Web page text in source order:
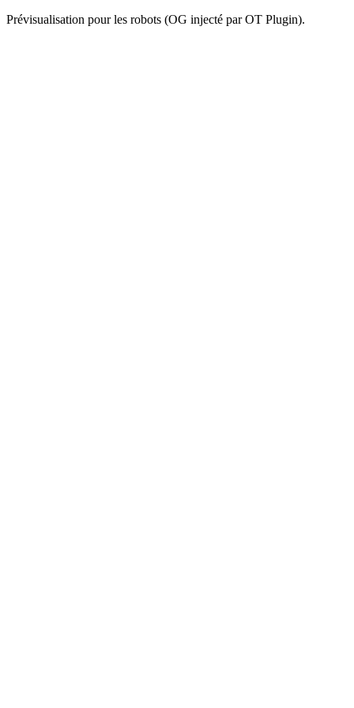
Prévisualisation pour les robots (OG injecté par OT Plugin).